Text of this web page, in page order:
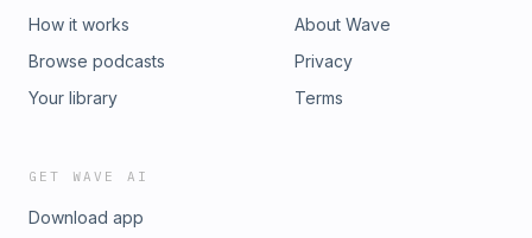
How it works
Browse podcasts
Your library
About Wave
Privacy
Terms
GET WAVE AI
Download app